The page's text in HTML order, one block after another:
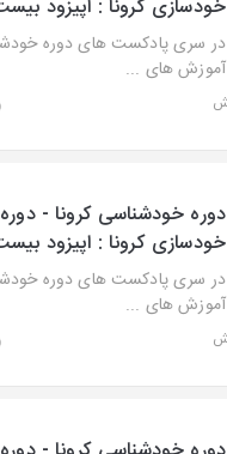
خودسازی کرونا : اپیزود
در سری پادکست های دوره
آموزش های ...
دوره خودشناسی کرونا - دوره
خودسازی کرونا : اپیزود
در سری پادکست های دوره
آموزش های ...